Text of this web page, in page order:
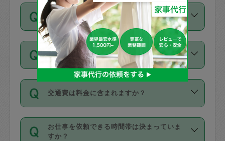
は、タスカジさんに事前に相談し、合意
の上事前申請することが必要です。な
お、3時間を下回っても、値引き等はござ
いません。
11種類の価格帯の中からタスカジさん自
身が価格を選んで設定しています。
タスカジさんの価格設定には最初は制限
があり、レビュー件数、レビューの平均
値、などで除々に設定可能な最高額が上
がっていく仕組みになっています。
支払い方法を教えてください
お支払方法はクレジットカード（Visa／
Master／JCB／AMERICAN EXPRESS／
Diners Club）のみとなります。
カード情報のご登録は、依頼リクエスト
を行う際にご入力ください。プロフィー
ル登録時にはご入力いただかなくても大
丈夫です。
デビットカード・プリペイドカード（Vプ
同じタスカジさんに定期的にお願いする場
合はお得になる？
依頼には「スポット」と「定期（毎週｜
隔週）」があり、「定期」の依頼は「ス
ポット」よりお得な料金でご利用できま
す。
定期の最低利用回数は設けていない代わ
交通費は料金に含まれますか？
交通費は依頼料金とは別途発生し、依頼
料金のご請求と合わせてお支払いとなり
お仕事を依頼できる時間帯は決まっていま
すか？